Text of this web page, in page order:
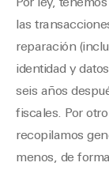
Por ley,
las
reparación
identidad y
seis años
fiscales. Por
recopilamos
menos, de